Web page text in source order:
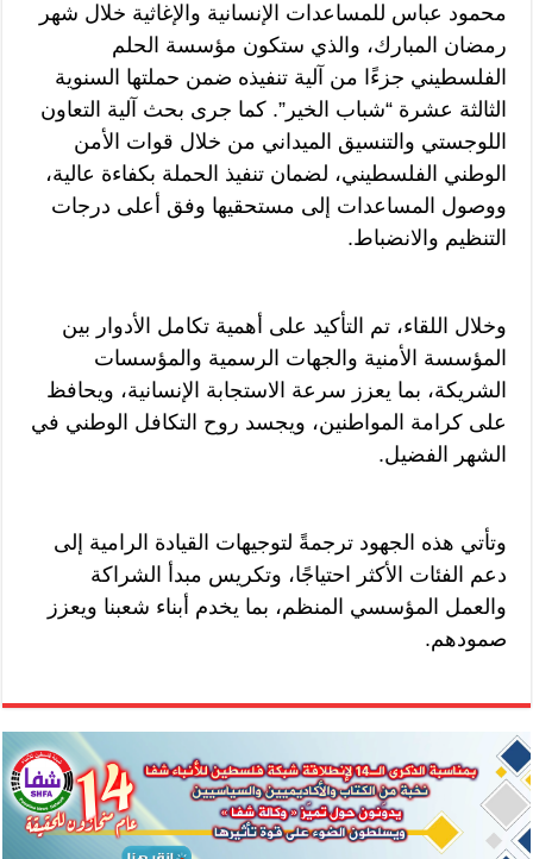
محمود عباس للمساعدات الإنسانية والإغاثية خلال شهر
رمضان المبارك، والذي ستكون مؤسسة الحلم
الفلسطيني جزءًا من آلية تنفيذه ضمن حملتها السنوية
الثالثة عشرة “شباب الخير”. كما جرى بحث آلية التعاون
اللوجستي والتنسيق الميداني من خلال قوات الأمن
الوطني الفلسطيني، لضمان تنفيذ الحملة بكفاءة عالية،
ووصول المساعدات إلى مستحقيها وفق أعلى درجات
التنظيم والانضباط.
وخلال اللقاء، تم التأكيد على أهمية تكامل الأدوار بين
المؤسسة الأمنية والجهات الرسمية والمؤسسات
الشريكة، بما يعزز سرعة الاستجابة الإنسانية، ويحافظ
على كرامة المواطنين، ويجسد روح التكافل الوطني في
الشهر الفضيل.
وتأتي هذه الجهود ترجمةً لتوجيهات القيادة الرامية إلى
دعم الفئات الأكثر احتياجًا، وتكريس مبدأ الشراكة
والعمل المؤسسي المنظم، بما يخدم أبناء شعبنا ويعزز
صمودهم.